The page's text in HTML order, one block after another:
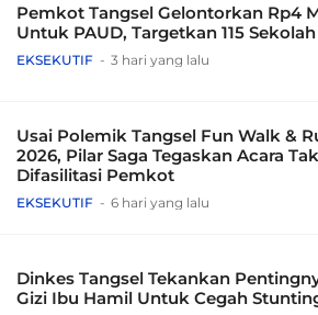
Pemkot Tangsel Gelontorkan Rp4
Untuk PAUD, Targetkan 115 Sekolah
EKSEKUTIF 3 hari yang lalu
Usai Polemik Tangsel Fun Walk &
2026, Pilar Saga Tegaskan Acara Tak
Difasilitasi Pemkot
EKSEKUTIF 6 hari yang lalu
Dinkes Tangsel Tekankan
Gizi Ibu Hamil Untuk Cegah